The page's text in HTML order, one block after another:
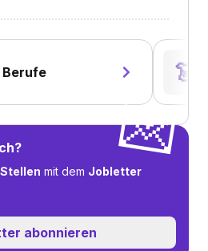
👗
💌
mit dem Jobletter
abonnieren